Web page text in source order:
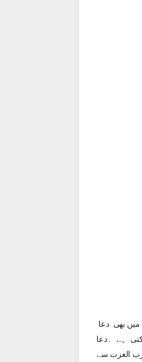
بھی دعا
ہے ۔دعا
العزت سے